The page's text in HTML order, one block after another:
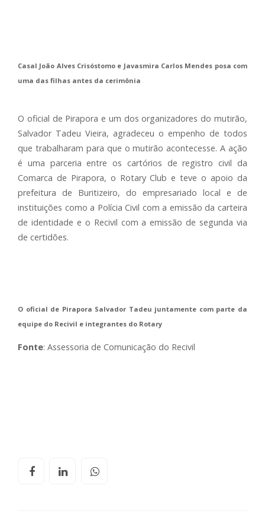
Casal João Alves Crisóstomo e Javasmira Carlos Mendes posa com
uma das filhas antes da cerimônia
O oficial de Pirapora e um dos organizadores do mutirão,
Salvador Tadeu Vieira, agradeceu o empenho de todos
que trabalharam para que o mutirão acontecesse. A ação
é uma parceria entre os cartórios de registro civil da
Comarca de Pirapora, o Rotary Club e teve o apoio da
prefeitura de Buritizeiro, do empresariado local e de
instituições como a Polícia Civil com a emissão da carteira
de identidade e o Recivil com a emissão de segunda via
de certidões.
O oficial de Pirapora Salvador Tadeu juntamente com parte da
equipe do Recivil e integrantes do Rotary
Fonte: Assessoria de Comunicação do Recivil